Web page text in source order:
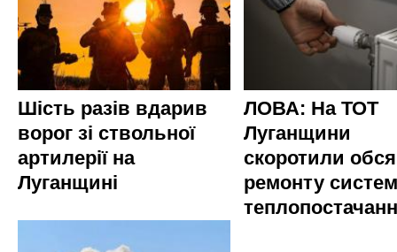
Шість разів вдарив
ворог зі ствольної
артилерії на
Луганщині
ЛОВА: На ТОТ
Луганщини
скоротили
ремонту